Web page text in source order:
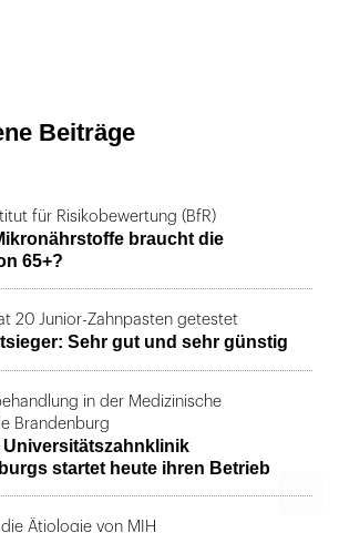
Beiträge
für Risikobewertung (BfR)
braucht die
65+?
20 Junior-Zahnpasten getestet
Sehr gut und sehr günstig
in der Medizinische
Brandenburg
Universitätszahnklinik
startet heute ihren Betrieb
Ätiologie von MIH